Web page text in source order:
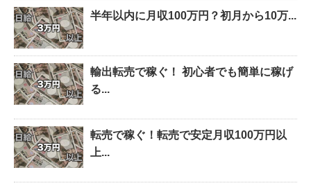
半年以内に月収100万円？初月から10万...
輸出転売で稼ぐ！ 初心者でも簡単に稼げ
る...
転売で稼ぐ！転売で安定月収100万円以
上...